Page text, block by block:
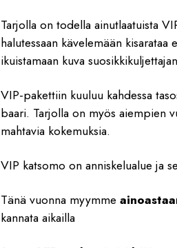
Tarjolla on todella ainutlaatuista
halutessaan kävelemään
ikuistamaan kuva
VIP-pakettiin kuuluu kahdessa
baari. Tarjolla on myös aiempien
mahtavia kokemuksia.
VIP katsomo on anniskelualue ja
Tänä vuonna myymme
kannata aikailla